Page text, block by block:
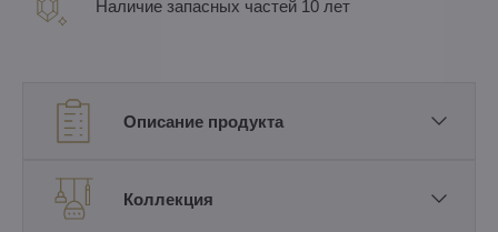
Наличие запасных частей 10 лет
Описание продукта
Коллекция